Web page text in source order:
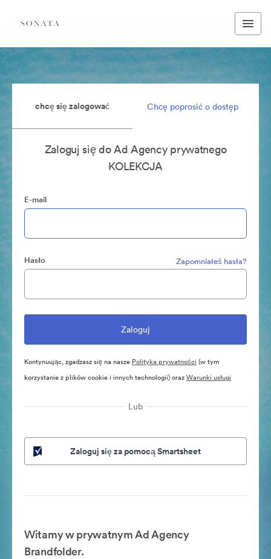
chcę się zalogować Chcę poprosić o dostęp
Zaloguj się do Ad Agency prywatnego
KOLEKCJA
E-mail
Hasło Zapomniałeś hasła?
Kontynuując, zgadzasz się na nasze Polityka prywatności (w tym
korzystanie z plików cookie i innych technologii) orazWarunki usługi
Lub
Zaloguj się za pomocą Smartsheet
Witamy w prywatnym Ad Agency
Brandfolder.